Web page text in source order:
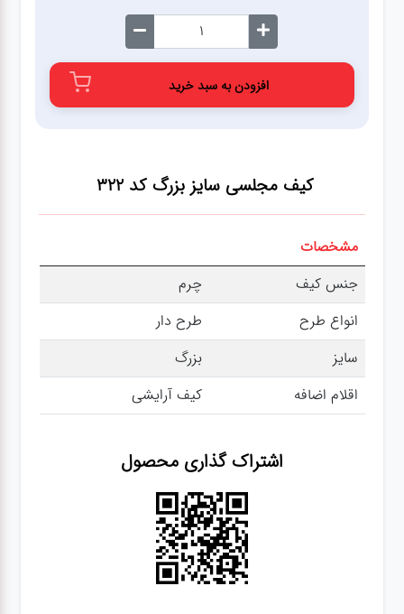
کیف مجلسی سایز بزرگ کد 322
مشخصات
جنس کیف
چرم
انواع طرح
طرح دار
سایز
بزرگ
اقلام اضافه
کیف آرایشی
اشتراک گذاری محصول
افزودن به سبد خرید